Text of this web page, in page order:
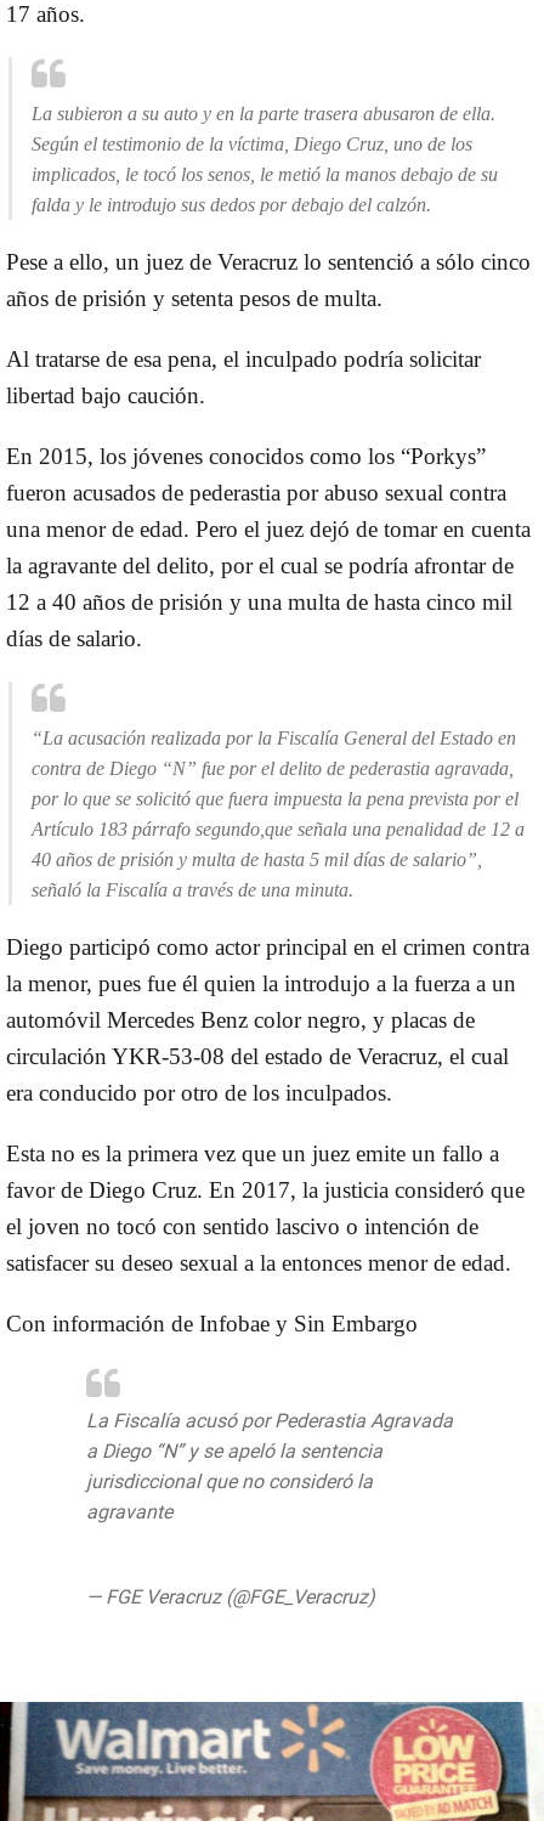
17 años.
La subieron a su auto y en la parte trasera abusaron de ella.
Según el testimonio de la víctima, Diego Cruz , uno de los
implicados, le tocó los senos, le metió la manos debajo de su
falda y le introdujo sus dedos por debajo del calzón.
Pese a ello, un juez de Veracruz lo sentenció a sólo cinco
años de prisión y setenta pesos de multa.
Al tratarse de esa pena, el inculpado podría solicitar
libertad bajo caución.
En 2015, los jóvenes conocidos como los “Porkys”
fueron acusados de pederastia porabuso sexual contra
una menorde edad. Pero el juez dejó de tomar en cuenta
la agravante del delito, por el cual se podría afrontar de
12 a 40 años de prisión y una multa de hasta cinco mil
días de salario.
“La acusación realizada por la Fiscalía General del Estado en
contra de Diego “N” fue por el delito de pederastia agravada
por lo que se solicitó que fuera impuesta la pena prevista por el
Artículo 183 párrafo segundo,que señala una penalidad de 12 a
40 años de prisión y multa de hasta 5 mil días de salario”,
señaló la Fiscalía a través de una minuta.
Diego participó como actor principal en el crimen contra
la menor, pues fue él quien la introdujo a la fuerza a un
automóvil Mercedes Benz color negro, y placas de
circulación YKR-53-08 del estado de Veracruz, el cual
era conducido por otro de los inculpados.
Esta no es la primera vez que un juez emite un fallo a
favor de Diego Cruz. En 2017, la justicia consideró que
el joven no tocó con sentido lascivo o intención de
satisfacer su deseo sexual a la entonces menor de edad.
Con información de Infobae y Sin Embargo
La Fiscalía acusó por Pederastia Agravada
a Diego “N” y se apeló la sentencia
jurisdiccional que no consideró la
agravantehttps://t.co/ATx2jfgBZV
— FGE Veracruz (@FGE_Veracruz)